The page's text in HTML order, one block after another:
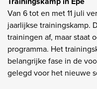
Van 6 tot en met 11 juli
jaarlijkse trainingskamp.
trainingen af, maar staat
programma. Het
belangrijke fase in de
gelegd voor het nieuwe